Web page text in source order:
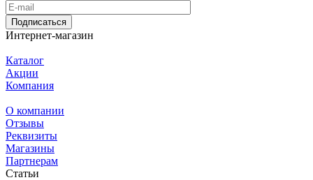
Подписаться
Интернет-магазин
Каталог
Акции
Компания
О компании
Отзывы
Реквизиты
Магазины
Партнерам
Статьи